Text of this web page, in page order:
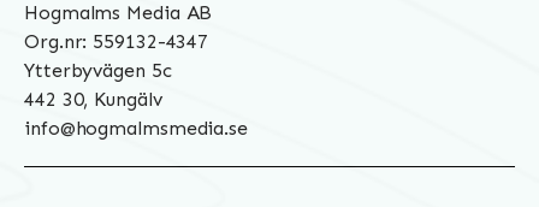
Hogmalms Media AB
Org.nr: 559132-4347
Ytterbyvägen 5c
442 30, Kungälv
info@hogmalmsmedia.se